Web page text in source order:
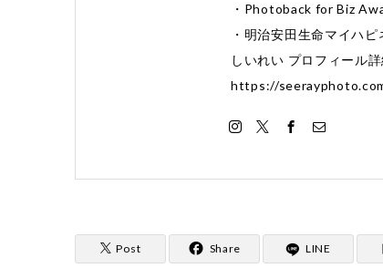
・Photoback for Biz
・明治安田生命マイハ
しいれい プロフィー
https://
Post Share LINE